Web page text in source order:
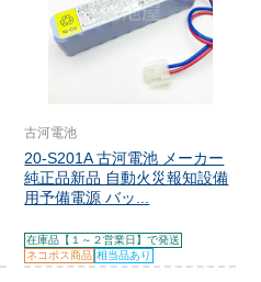
古河電池
20-S201A 古河電池 メーカー
純正品新品 自動火災報知設備
用予備電源 バッ...
在庫品【１～２営業日】で発送
ネコポス商品 相当品あり